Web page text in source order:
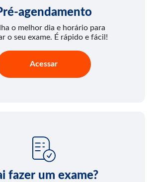
agendamento
o melhor dia e horário para
o seu exame. É rápido e fácil!
Acessar
fazer um exame?